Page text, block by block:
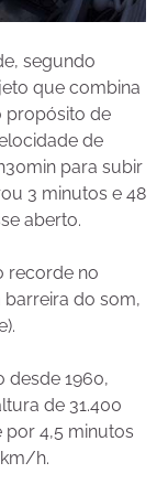
segundo
que combina
propósito de
de
para subir
3 minutos e 48
aberto.
recorde no
do som,
desde 1960,
de 31.400
por 4,5 minutos
h.